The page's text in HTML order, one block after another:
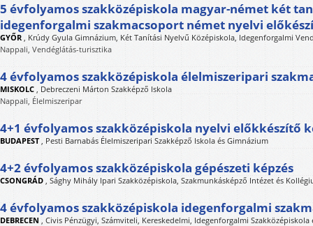
5 évfolyamos szakközépiskola magyar-német két
idegenforgalmi szakmacsoport német nyelvi
GYŐR , Krúdy Gyula Gimnázium, Két Tanítási Nyelvű Középiskola, Idegenforgalmi
Nappali, Vendéglátás-turisztika
4 évfolyamos szakközépiskola élelmiszeripari
MISKOLC , Debreczeni Márton Szakképző Iskola
Nappali, Élelmiszeripar
4+1 évfolyamos szakközépiskola nyelvi előkkészítő
BUDAPEST, Pesti Barnabás Élelmiszeripari Szakképző Iskola és Gimnázium
4+2 évfolyamos szakközépiskola gépészeti képzés
CSONGRÁD , Sághy Mihály Ipari Szakközépiskola, Szakmunkásképző Intézet és
4 évfolyamos szakközépiskola idegenforgalmi
DEBRECEN , Civis Pénzügyi, Számviteli, Kereskedelmi, Idegenforgalmi Szakközépiskola